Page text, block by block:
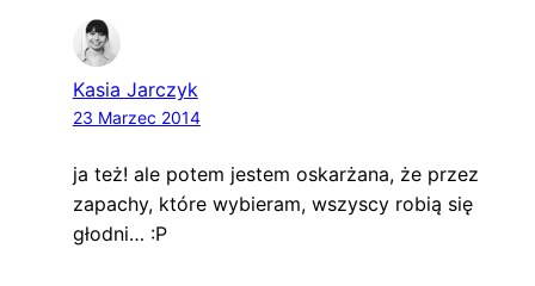
Kasia Jarczyk
23 Marzec 2014
ja też! ale potem jestem oskarżana, że przez
zapachy, które wybieram, wszyscy robią się
głodni… :P